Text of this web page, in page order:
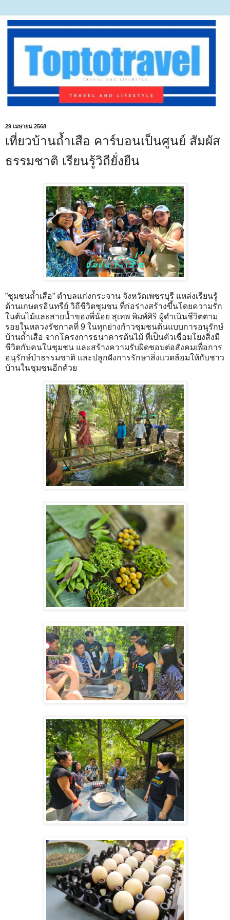
29 เมษายน 2568
เที่ยวบ้านถ้ำเสือ คาร์บอนเป็นศูนย์ สัมผัส
ธรรมชาติ เรียนรู้วิถียั่งยืน
”ชุมชนถ้ำเสือ” ตำบลแก่งกระจาน จังหวัดเพชรบุรี แหล่งเรียนรู้
ด้านเกษตรอินทรีย์ วิถีชีวิตชุมชน ที่ก่อร่างสร้างขึ้นโดยความรัก
ในต้นไม้และสายน้ำของพี่น้อย สุเทพ พิมพ์ศิริ ผู้ดำเนินชีวิตตาม
รอยในหลวงรัชกาลที่ 9 ในทุกย่างก้าวชุมชนต้นแบบการอนุรักษ์
บ้านถ้ำเสือ จากโครงการธนาคารต้นไม้ ที่เป็นตัวเชื่อมโยงสิ่งมี
ชีวิตกับคนในชุมชน และสร้างความรับผิดชอบต่อสังคมเพื่อการ
อนุรักษ์ป่าธรรมชาติ และปลูกฝังการรักษาสิ่งแวดล้อมให้กับชาว
บ้านในชุมชนอีกด้วย